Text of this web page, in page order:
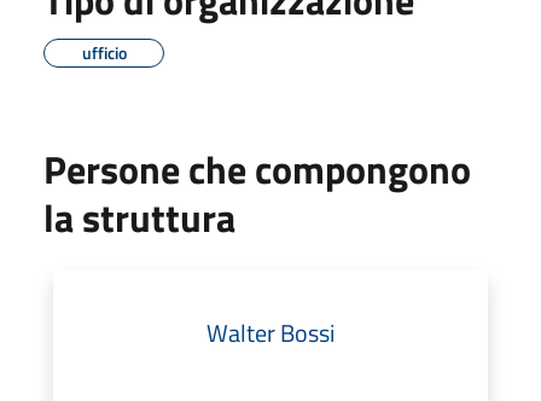
ufficio
Persone che compongono
la struttura
Walter Bossi